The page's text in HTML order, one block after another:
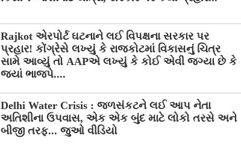
Rajkot એરપોર્ટ ઘટનાને લઈ વિપક્ષના સરકાર પર
પ્રહાર! કોંગ્રેસે લખ્યું કે રાજકોટમાં વિકાસનું ચિત્ર
સામે આવ્યું તો AAPએ લખ્યું કે કોઈ એવી જગ્યા છે કે
જ્યાં ભાજપે....
Delhi Water Crisis : જળસંકટને લઈ આપ નેતા
અતિશીના ઉપવાસ, એક એક બુંદ માટે લોકો તરસે અને
બીજી તરફ... જુઓ વીડિયો